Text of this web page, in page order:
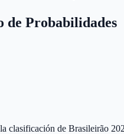
de Probabilidades
clasificación de Brasileirão